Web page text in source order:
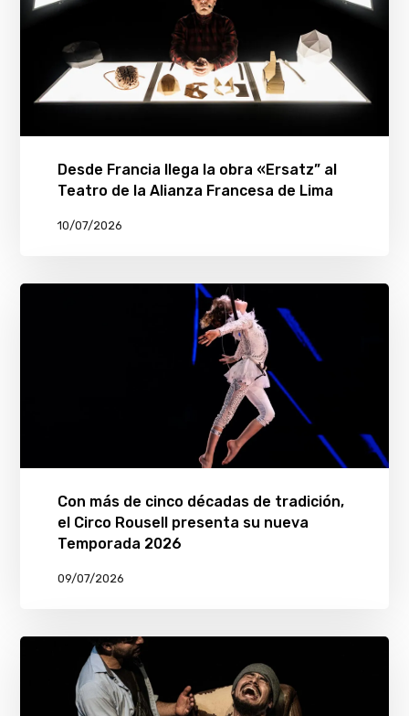
Desde Francia llega la obra «Ersatz” al
Teatro de la Alianza Francesa de Lima
10/07/2026
Con más de cinco décadas de tradición,
el Circo Rousell presenta su nueva
Temporada 2026
09/07/2026